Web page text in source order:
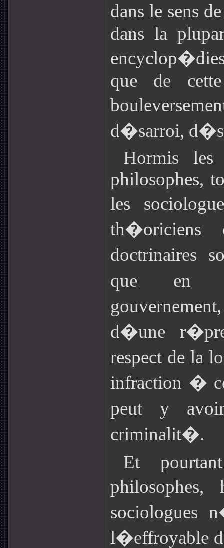
dans le sens
dans la
que de
d�sarroi,
Hormis les
philosophes,
les
th�oriciens
doctrinaires
que en
d�une
respect de la
infraction �
peut y
criminalit�.
Et
sociologues
l�effroyable